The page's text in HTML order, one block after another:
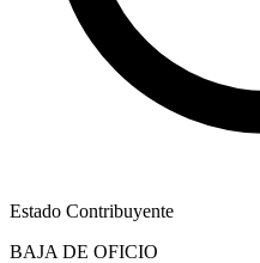
Estado Contribuyente
BAJA DE OFICIO